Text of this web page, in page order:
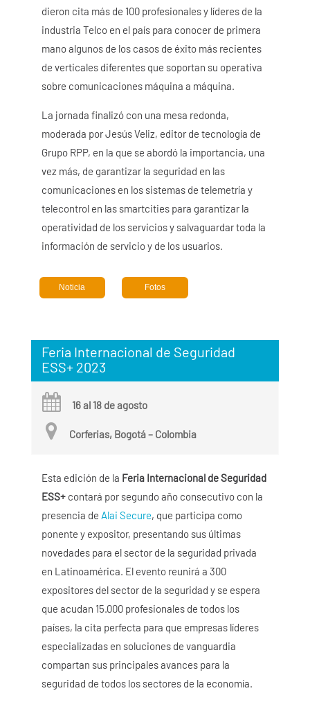
dieron cita más de 100 profesionales y líderes de la
industria Telco en el país para conocer de primera
mano algunos de los casos de éxito más recientes
de verticales diferentes que soportan su operativa
sobre comunicaciones máquina a máquina.
La jornada finalizó con una mesa redonda,
moderada por Jesús Veliz, editor de tecnología de
Grupo RPP, en la que se abordó la importancia, una
vez más, de garantizar la seguridad en las
comunicaciones en los sistemas de telemetría y
telecontrol en las smartcities para garantizar la
operatividad de los servicios y salvaguardar toda la
información de servicio y de los usuarios.
Noticia Fotos
Feria Internacional de Seguridad
ESS+ 2023
16 al 18 de agosto
Corferias, Bogotá – Colombia
Esta edición de la Feria Internacional de Seguridad
ESS+contará por segundo año consecutivo con la
presencia de Alai Secure, que participa como
ponente y expositor, presentando sus últimas
novedades para el sector de la seguridad privada
en Latinoamérica. El evento reunirá a 300
expositores del sector de la seguridad y se espera
que acudan 15.000 profesionales de todos los
países, la cita perfecta para que empresas líderes
especializadas en soluciones de vanguardia
compartan sus principales avances para la
seguridad de todos los sectores de la economía.